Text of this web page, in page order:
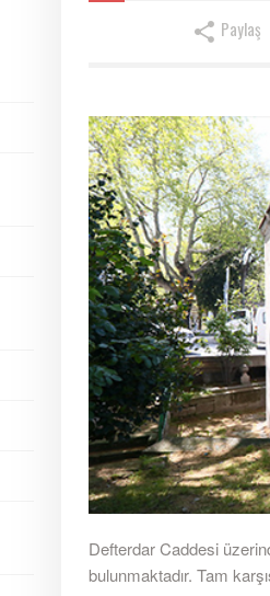
Paylaş
Defterdar Caddesi
bulunmaktadır. Tam